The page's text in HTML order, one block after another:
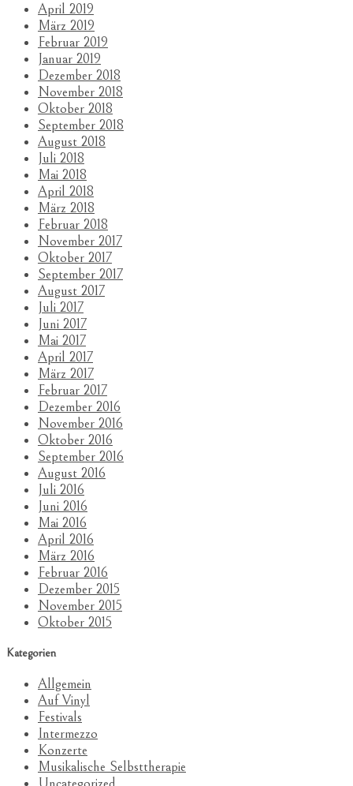
April 2019
März 2019
Februar 2019
Januar 2019
Dezember 2018
November 2018
Oktober 2018
September 2018
August 2018
Juli 2018
Mai 2018
April 2018
März 2018
Februar 2018
November 2017
Oktober 2017
September 2017
August 2017
Juli 2017
Juni 2017
Mai 2017
April 2017
März 2017
Februar 2017
Dezember 2016
November 2016
Oktober 2016
September 2016
August 2016
Juli 2016
Juni 2016
Mai 2016
April 2016
März 2016
Februar 2016
Dezember 2015
November 2015
Oktober 2015
Kategorien
Allgemein
Auf Vinyl
Festivals
Intermezzo
Konzerte
Musikalische Selbsttherapie